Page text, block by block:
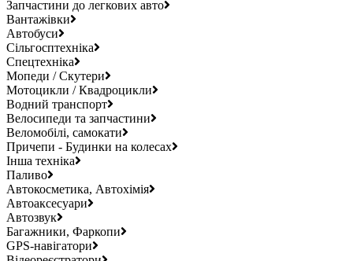
Запчастини до легкових авто
Вантажівки
Автобуси
Сільгосптехніка
Спецтехніка
Мопеди / Скутери
Мотоцикли / Квадроцикли
Водний транспорт
Велосипеди та запчастини
Веломобілі, самокати
Причепи - Будинки на колесах
Інша техніка
Паливо
Автокосметика, Автохімія
Автоаксесуари
Автозвук
Багажники, Фаркопи
GPS-навігатори